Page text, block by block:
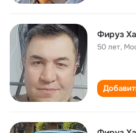
Фируз
50 лет,